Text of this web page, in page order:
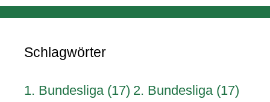
Schlagwörter
1. Bundesliga(17) 2. Bundesliga(17)